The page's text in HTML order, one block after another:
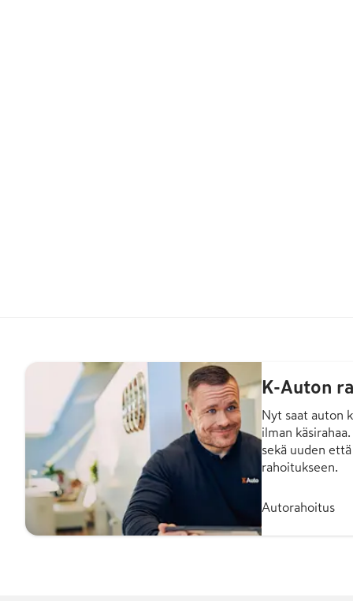
K-Auton
Nyt saat auton
ilman
sekä uuden
rahoitukseen.
Autorahoitus